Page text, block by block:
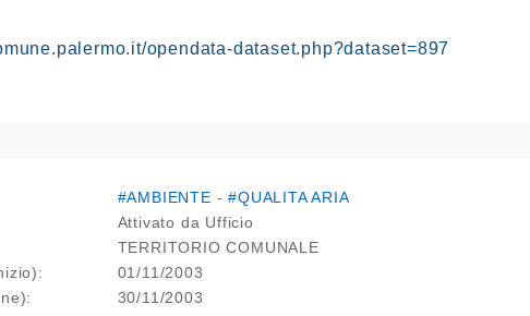
opendata-dataset.php?dataset=897
#AMBIENTE -#QUALITA ARIA
Attivato da Ufficio
TERRITORIO COMUNALE
01/11/2003
30/11/2003